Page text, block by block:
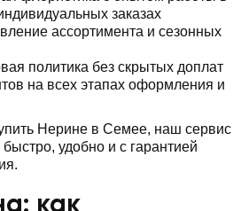
заказах
ассортимента и сезонных
политика без скрытых доплат
на всех этапах оформления и
Нерине в Семее, наш сервис
быстро, удобно и с гарантией
как